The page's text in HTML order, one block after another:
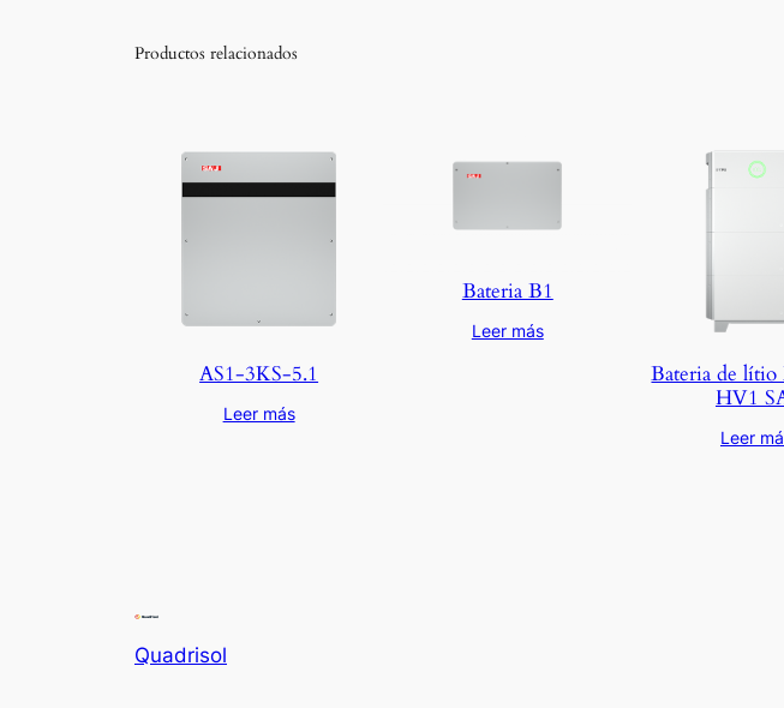
Productos relacionados
AS1-3KS-5.1
Leer más
Bateria B1
Leer más
Bateria de
HV1
Leer
Quadrisol